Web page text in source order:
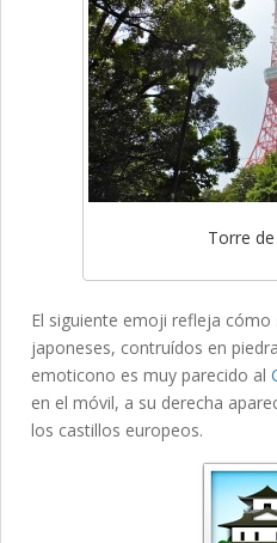
Torre
El siguiente emoji refleja
japoneses, contruídos en
emoticono es muy parecido al
en el móvil, a su derecha
los castillos europeos.